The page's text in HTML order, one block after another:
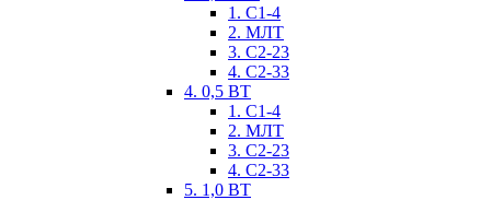
1. С1-4
2. МЛТ
3. С2-23
4. С2-33
4. 0,5 ВТ
1. С1-4
2. МЛТ
3. С2-23
4. С2-33
5. 1,0 ВТ